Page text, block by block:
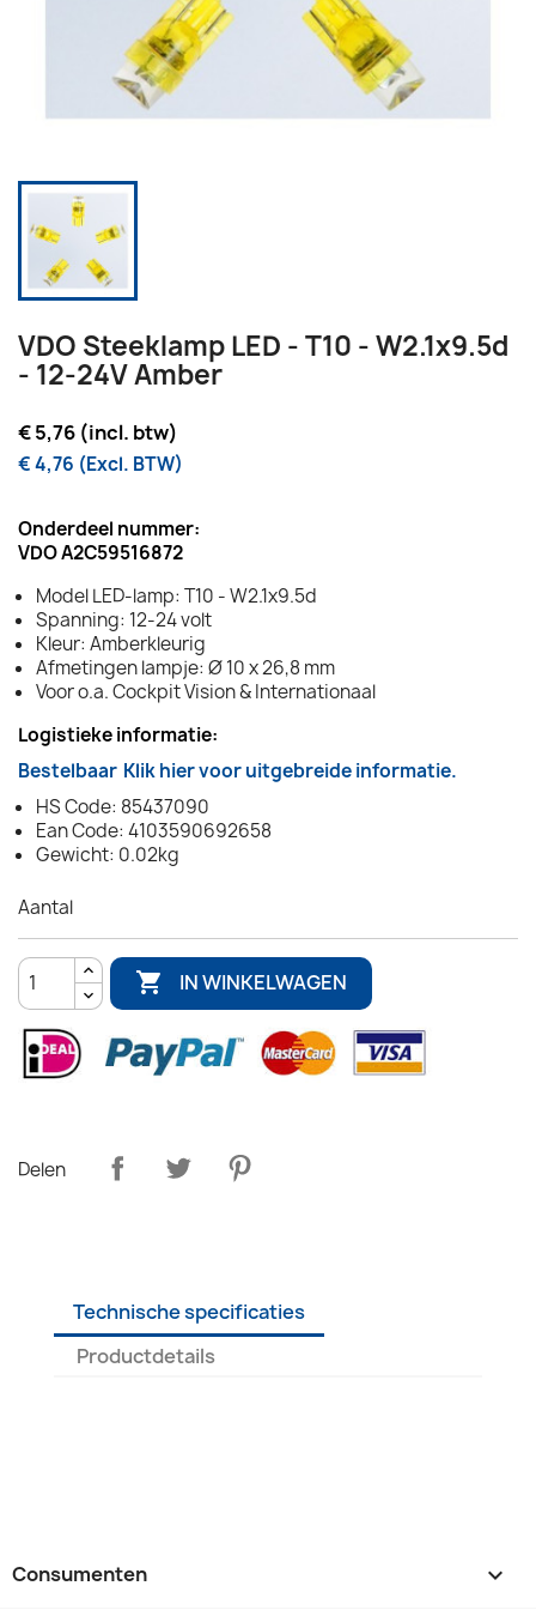
VDO Steeklamp LED - T10 - W2.1x9.5d
- 12-24V Amber
€ 5,76 (incl. btw)
€ 4,76 (Excl. BTW)
Onderdeel nummer:
VDO A2C59516872
Model LED-lamp: T10 - W2.1x9.5d
Spanning: 12-24 volt
Kleur: Amberkleurig
Afmetingen lampje: Ø 10 x 26,8 mm
Voor o.a. Cockpit Vision & Internationaal
Logistieke informatie:
Bestelbaar Klik hier voor uitgebreide informatie.
HS Code: 85437090
Ean Code: 4103590692658
Gewicht: 0.02kg
Aantal
 IN WINKELWAGEN
Delen
Technische specificaties
Productdetails
Consumenten 